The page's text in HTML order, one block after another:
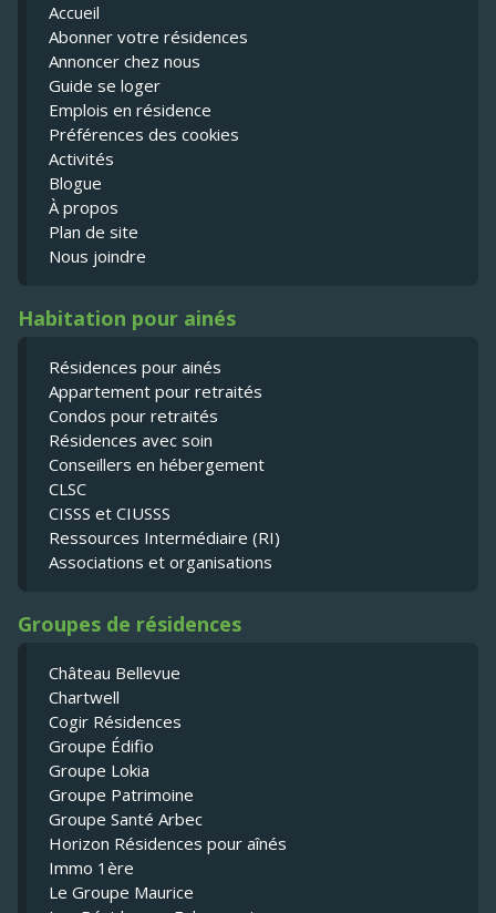
Accueil
Abonner votre résidences
Annoncer chez nous
Guide se loger
Emplois en résidence
Préférences des cookies
Activités
Blogue
À propos
Plan de site
Nous joindre
Habitation pour ainés
Résidences pour ainés
Appartement pour retraités
Condos pour retraités
Résidences avec soin
Conseillers en hébergement
CLSC
CISSS et CIUSSS
Ressources Intermédiaire (RI)
Associations et organisations
Groupes de résidences
Château Bellevue
Chartwell
Cogir Résidences
Groupe Édifio
Groupe Lokia
Groupe Patrimoine
Groupe Santé Arbec
Horizon Résidences pour aînés
Immo 1ère
Le Groupe Maurice